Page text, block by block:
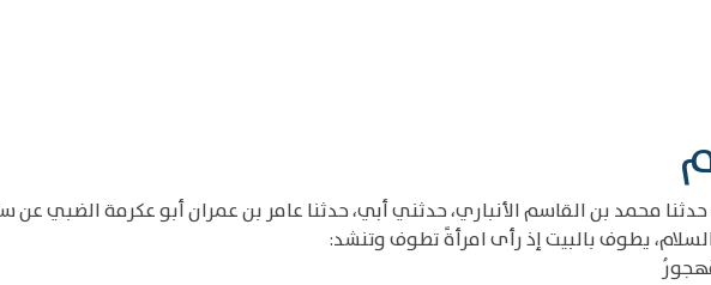
حدثنا محمد بن القاسم الأنباري، حدثني أبي، حدثنا عامر بن عمران أبو عكرمة الضبي
يطوف بالبيت إذ رأى امرأةً تطوف وتنشد: